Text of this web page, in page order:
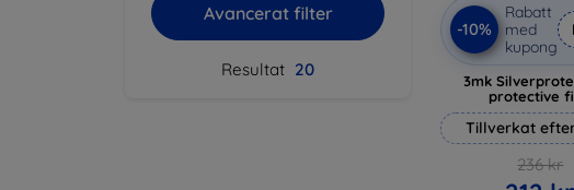
Avancerat filter
Resultat 20
-10%
Rabatt
med
kupong
3mk
protective
Tillverkat
236 kr